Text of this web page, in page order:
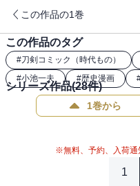
この作品の1巻
この作品のタグ
#刀剣コミック（時代もの）
#小池一夫 #歴史漫画
シリーズ作品(28件)
1巻から
※無料、予約、入荷通
1